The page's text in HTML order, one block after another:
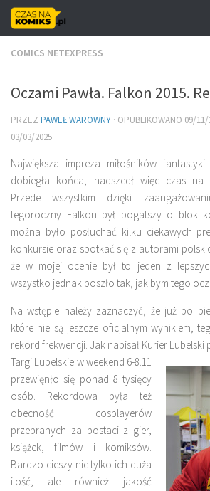
Skip to content
COMICS NETEXPRESS
Oczami Pawła. Falkon 2015.
PRZEZ PAWEŁ WAROWNY · OPUBLIKOWANO 09/11/
03/03/2025
Największa impreza miłośników
dobiegła końca, nadszedł więc czas na
Przede wszystkim dzięki
tegoroczny Falkon był bogatszy o blok
można było posłuchać kilku ciekawych
konkursie oraz spotkać się z autorami
że w mojej ocenie był to jeden z
wszystko jednak poszło tak, jak bym tego
Na wstępie należy zaznaczyć, że już po
które nie są jeszcze oficjalnym wynikiem,
rekord frekwencji. Jak napisał Kurier Lubelski
Targi Lubelskie w weekend 6-8.11
przewięnło się ponad 8 tysięcy
osób. Rekordowa była też
obecność cosplayerów
przebranych za postaci z gier,
książek, filmów i komiksów.
Bardzo cieszy nie tylko ich duża
ilość, ale również jakość